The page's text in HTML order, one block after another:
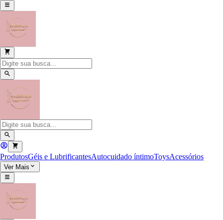
ProdutosGéis e LubrificantesAutocuidado íntimoToysAcessórios
Ver Mais